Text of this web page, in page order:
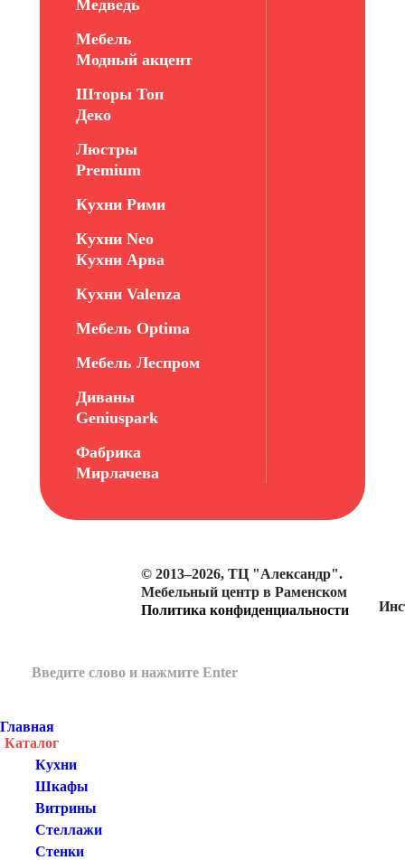
Медведь
Мебель
Модный акцент
Шторы Топ
Деко
Люстры
Premium
Кухни Рими
Кухни Neo
Кухни Арва
Кухни Valenza
Мебель Optima
Мебель Леспром
Диваны
Geniuspark
Фабрика
Мирлачева
© 2013–2026, ТЦ "Александр".
Мебельный центр в Раменском
Политика конфиденциальности
Главная
Каталог
Кухни
Шкафы
Витрины
Стеллажи
Стенки